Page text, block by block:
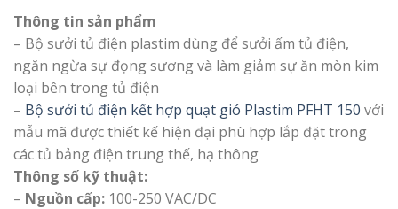
Thông tin sản phẩm
– Bộ sưởi tủ điện plastim dùng để sưởi ấm tủ điện,
ngăn ngừa sự đọng sương và làm giảm sự ăn mòn kim
loại bên trong tủ điện
– Bộ sưởi tủ điện kết hợp quạt gió Plastim PFHT 150 với
mẫu mã được thiết kế hiện đại phù hợp lắp đặt trong
các tủ bảng điện trung thế, hạ thông
Thông số kỹ thuật:
– Nguồn cấp: 100-250 VAC/DC